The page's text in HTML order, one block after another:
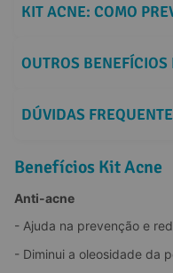
KIT ACNE: COMO
OUTROS
DÚVIDAS
Benefícios Kit Acne
Anti-acne
- Ajuda na prevenção e
- Diminui a oleosidade da